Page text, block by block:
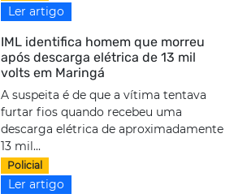
Ler artigo
IML identifica homem que morreu
após descarga elétrica de 13 mil
volts em Maringá
A suspeita é de que a vítima tentava
furtar fios quando recebeu uma
descarga elétrica de aproximadamente
13 mil...
Policial
Ler artigo